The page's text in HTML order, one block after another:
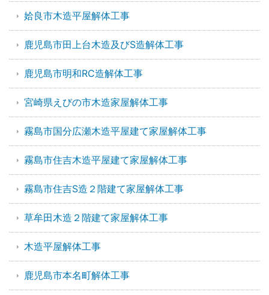
姶良市木造平屋解体工事
鹿児島市田上台木造及びS造解体工事
鹿児島市明和RC造解体工事
宮崎県えびの市木造家屋解体工事
霧島市国分広瀬木造平屋建て家屋解体工事
霧島市住吉木造平屋建て家屋解体工事
霧島市住吉S造２階建て家屋解体工事
草牟田木造２階建て家屋解体工事
木造平屋解体工事
鹿児島市本名町解体工事